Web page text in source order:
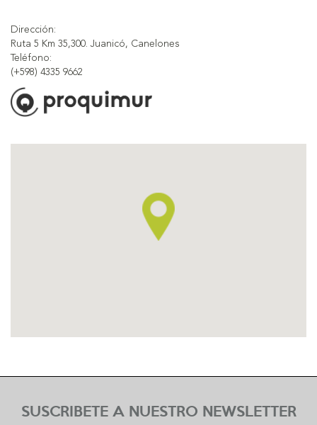
Dirección:
Ruta 5 Km 35,300. Juanicó, Canelones
Teléfono:
(+598) 4335 9662
SUSCRIBETE A NUESTRO NEWSLETTER